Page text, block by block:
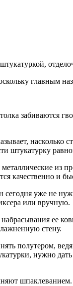
главным
забиваются
насколько
штукатурку
качественно и
сегодня уже не
или вручную.
ее
стену.
полутером,
нужно
шпаклеванием.